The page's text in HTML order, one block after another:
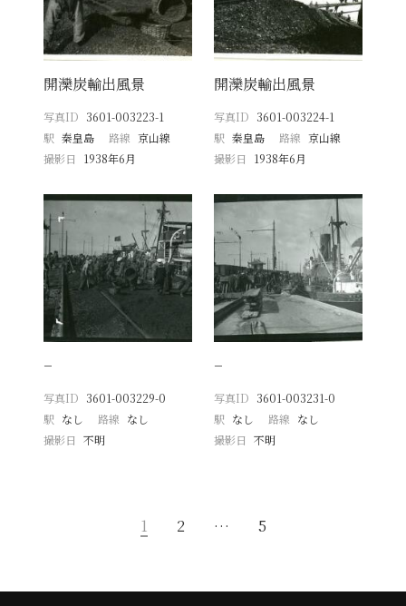
開灤炭輸出風景
写真ID 3601-003223-1
駅 秦皇島 路線 京山線
撮影日
1938年6月
開灤炭輸出風景
写真ID 3601-003224-1
駅 秦皇島 路線 京山線
撮影日
1938年6月
−
写真ID 3601-003229-0
駅 なし 路線 なし
撮影日
不明
−
写真ID 3601-003231-0
駅 なし 路線 なし
撮影日 不明
1 2 … 5